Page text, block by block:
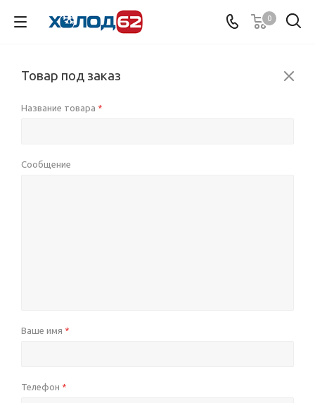
0
Товар под заказ
Название товара *
Сообщение
Ваше имя *
Телефон *